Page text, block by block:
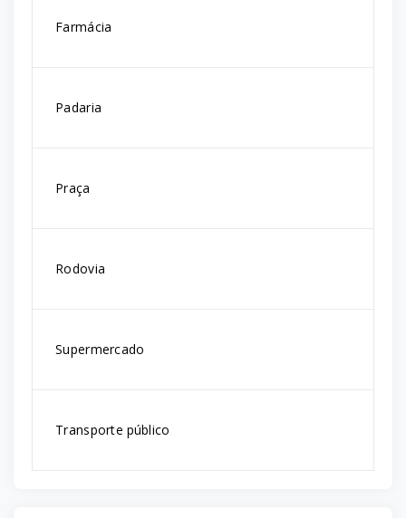
Farmácia
Padaria
Praça
Rodovia
Supermercado
Transporte público